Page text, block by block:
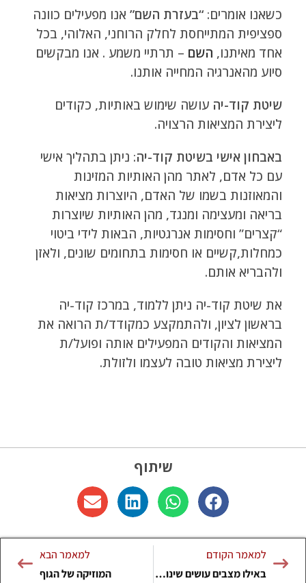
כשאנו אומרים: “בעזרת השם” אנו מפעילים כוונה
ספציפית המתייחסת לחלק הרוחני, האלוהי, בכל
אחד מאיתנו, השם – תרתיי משמע . אנו מבקשים
סיוע מהאנרגיה המחייה אותנו.
שיטת קוד-יה עושה שימוש באותיות, כקודים
ליצירת המציאות הרצויה.
באבחון אישי בשיטת קוד-יה: ניתן בתהליך אישי
עם כל אדם, לאתר מהן האותיות המזינות
והמאוזנות בשמו של האדם, היוצרות מציאות
בריאה ומעצימה ומנגד, מהן האותיות שיוצרות
“קצרים” וחסימות אנרגטיות, הבאות לידי ביטוי
כמחלות,קשיים או חסימות בתחומים שונים, ולאזן
ולהבריא אותם.
את שיטת קוד-יה ניתן ללמוד, במרכז קוד-יה
בראשון לציון, ולהתמקצע כמקודד/ת הרואה את
המציאות והקודים המפעילים אותה ופועל/ת
ליצירת מציאות טובה לעצמו ולזולת.
שיתוף
למאמר הקודם
באילו מצבים עושים שינוי שם?
למאמר הבא
המוזיקה של הגוף